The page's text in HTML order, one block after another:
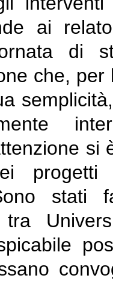
ai
di
che,
stati
tra